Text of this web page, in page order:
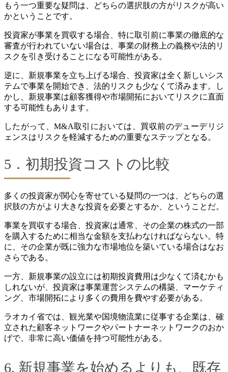
もう一つ重要な疑問は、どちらの選択肢の方がリスクが高い
かということです。
投資家が事業を買収する場合、特に取引前に事業の徹底的な
審査が行われていない場合は、事業の財務上の義務や法的リ
スクを引き受けることになる可能性がある。
逆に、新規事業を立ち上げる場合、投資家は全く新しいシス
テムで事業を開始でき、法的リスクも少なくて済みます。し
かし、新規事業は顧客獲得や市場開拓においてリスクに直面
する可能性もあります。
したがって、M&A取引においては、買収前のデューデリジ
ェンスはリスクを軽減するための重要なステップとなる。
5．初期投資コストの比較
多くの投資家が関心を寄せている疑問の一つは、どちらの選
択肢の方がより大きな投資を必要とするか、ということだ。
事業を買収する場合、投資家は通常、その企業の株式の一部
を購入するために相当な金額を支払わなければならない。特
に、その企業が既に強力な市場地位を築いている場合はなお
さらである。
一方、新規事業の設立には初期投資費用は少なくて済むかも
しれないが、投資家は事業運営システムの構築、マーケティ
ング、市場開拓により多くの費用を費やす必要がある。
ラオカイ省では、観光業や国境物流業に従事する企業は、確
立された顧客ネットワークやパートナーネットワークのおか
げで、非常に高い価値を持つ可能性がある。
6. 新規事業を始めるよりも、既存